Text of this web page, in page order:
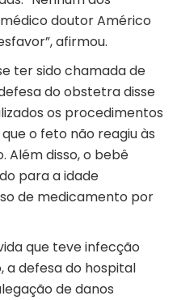
doutor Américo
afirmou.
ter sido chamada de
do obstetra disse
os procedimentos
o feto não reagiu às
Além disso, o bebê
para a idade
de medicamento por
que teve infecção
a defesa do hospital
de danos